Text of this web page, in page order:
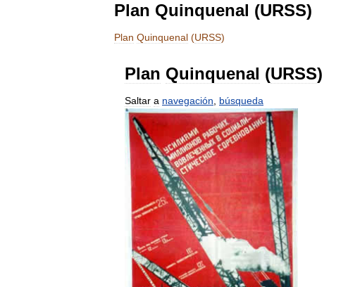
Plan Quinquenal (URSS)
Plan Quinquenal (URSS)
Plan Quinquenal (URSS)
Saltar a navegación búsqueda